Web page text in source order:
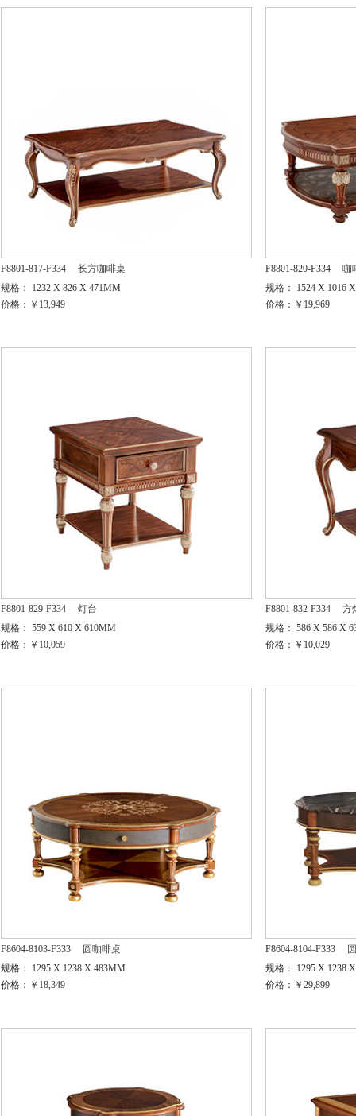
F8801-817-F334
长方咖啡桌
规格： 1232 X 826 X 471MM
价格：￥13,949
F8801-820-F334
咖
规格： 1524 X 1016
价格：￥19,969
F8801-829-F334
灯台
规格： 559 X 610 X 610MM
价格：￥10,059
F8801-832-F334
方
规格： 586 X 586 X
价格：￥10,029
F8604-8103-F333
圆咖啡桌
规格： 1295 X 1238 X 483MM
价格：￥18,349
F8604-8104-F333
规格： 1295 X 1238
价格：￥29,899